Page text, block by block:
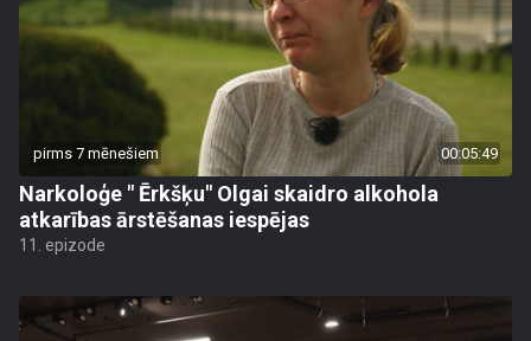
pirms 7 mēnešiem 00:05:49
Narkoloģe " Ērkšķu" Olgai skaidro alkohola
atkarības ārstēšanas iespējas
11. epizode